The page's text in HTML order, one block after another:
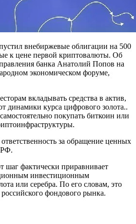
внебиржевые облигации на 500
к цене первой криптовалюты. Об
банка Анатолий Попов на
экономическом форуме,
вкладывать средства в актив,
динамики курса цифрового золота..
покупать биткоин или
за обращение ценных
РФ.
шаг фактически приравнивает
инвестиционным
или серебра. По его словам, это
фондового рынка.